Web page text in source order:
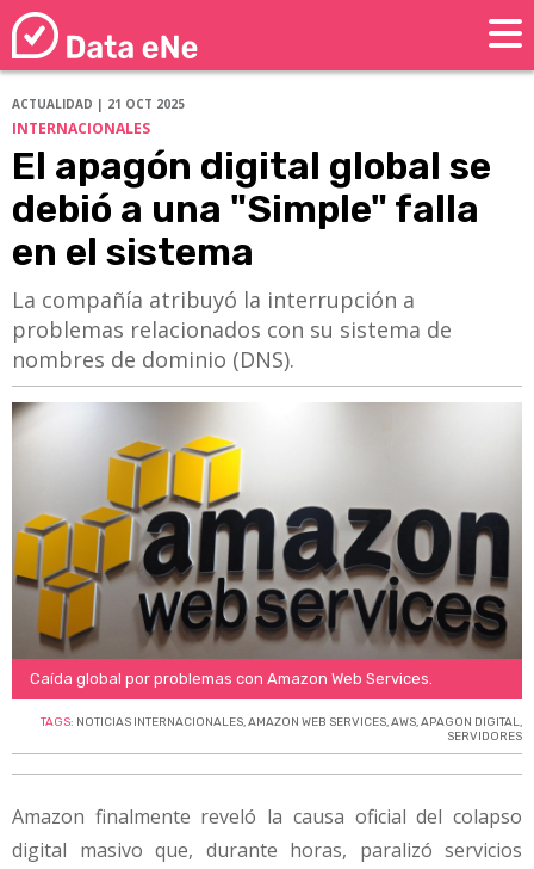
ACTUALIDAD | 21 OCT 2025
INTERNACIONALES
El apagón digital global se
debió a una "Simple" falla
en el sistema
La compañía atribuyó la interrupción a
problemas relacionados con su sistema de
nombres de dominio (DNS).
Caída global por problemas con Amazon Web Services.
TAGS: NOTICIAS INTERNACIONALES,AMAZON WEB SERVICES,AWS,APAGON DIGITAL,
SERVIDORES
Amazon finalmente reveló la causa oficial del colapso
digital masivo que, durante horas, paralizó servicios